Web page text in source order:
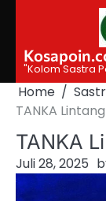
content
"Kolom Sastra
Home
TANKA
TANKA
Juli 28, 2025